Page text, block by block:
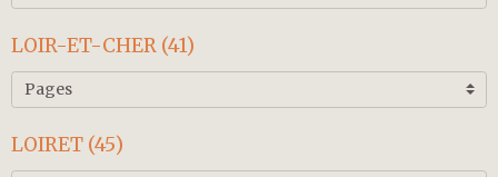
LOIR-ET-CHER (41)
LOIRET (45)